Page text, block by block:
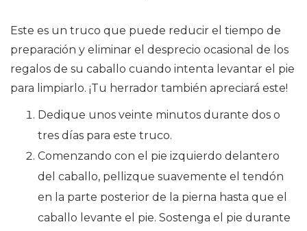
Este es un truco que puede reducir el tiempo de
preparación y eliminar el desprecio ocasional de los
regalos de su caballo cuando intenta levantar el pie
para limpiarlo. ¡Tu herrador también apreciará este!
Dedique unos veinte minutos durante dos o
tres días para este truco.
Comenzando con el pie izquierdo delantero
del caballo, pellizque suavemente el tendón
en la parte posterior de la pierna hasta que el
caballo levante el pie. Sostenga el pie durante